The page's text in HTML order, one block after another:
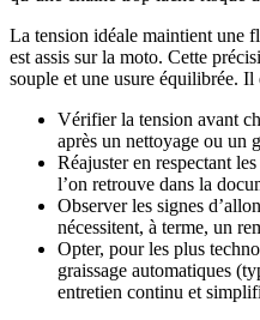
La tension idéale maintient une
est assis sur la moto. Cette
souple et une usure équilibrée. Il
Vérifier la tension avant
après un nettoyage ou un
Réajuster en respectant
l’on retrouve dans la
Observer les signes
nécessitent, à terme, un
Opter, pour les plus
graissage automatiques
entretien continu et